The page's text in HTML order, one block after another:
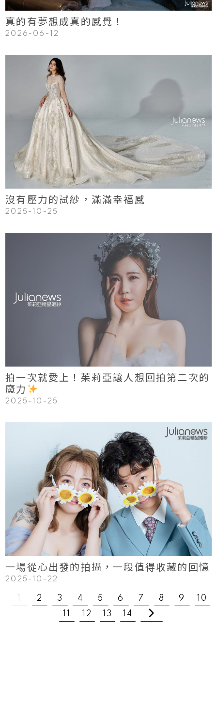
真的有夢想成真的感覺！
2026-06-12
Read More
沒有壓力的試紗，滿滿幸福感
2025-10-25
123
Read More
拍一次就愛上！茱莉亞讓人想回拍第二次的
魔力
2025-10-25
123
Read More
一場從心出發的拍攝，一段值得收藏的回憶
2025-10-22
1 2 3 4 5 6 7 8 9
10
11
12 13 14